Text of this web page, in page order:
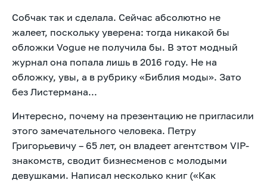
Собчак так и сделала. Сейчас абсолютно не
жалеет, поскольку уверена: тогда никакой бы
обложки Vogue не получила бы. В этот модный
журнал она попала лишь в 2016 году. Не на
обложку, увы, а в рубрику «Библия моды». Зато
без Листермана...
Интересно, почему на презентацию не пригласили
этого замечательного человека. Петру
Григорьевичу – 65 лет, он владеет агентством VIP-
знакомств, сводит бизнесменов с молодыми
девушками. Написал несколько книг («Как